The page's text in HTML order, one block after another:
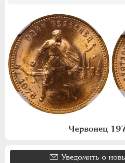
Червонец
Уведомить о